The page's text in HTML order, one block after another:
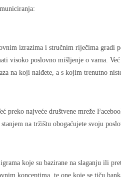
izrazima i stručnim riječima gradi
visoko poslovno mišljenje o vama.
na koji naiđete, a s kojim trenutno
najveće društvene mreže
na tržištu obogaćujete svoju
koje su bazirane na slaganju ili
konceptima, te one koje se tiču